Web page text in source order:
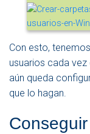
Con esto,
usuarios cada vez
aún queda
que lo hagan.